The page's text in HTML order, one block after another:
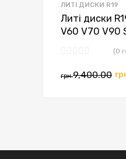
ЛИТІ ДИСКИ R19
Литі диски
V60 V70 V90
(0
грн.9,400.00